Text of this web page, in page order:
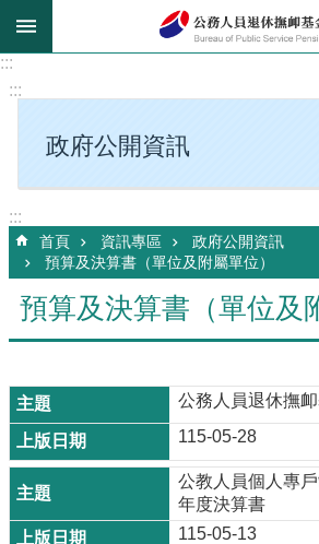
跳到主要內容區塊
:::
:::
政府公開資訊
:::
首頁 資訊專區
政府公開資訊
預算及決算書（單位及附屬單位）
預算及決算書（單位及
公務人員退休撫
115-05-28
公教人員個人專
年度決算書
115-05-13